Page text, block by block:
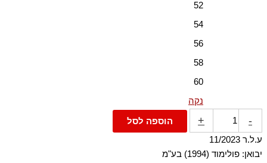
52
54
56
58
60
נקה
-
+
הוספה לסל
ע.ל.ר 11/2023
יבואן: פולימוד (1994) בע"מ